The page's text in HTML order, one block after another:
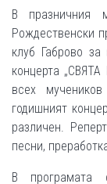
В празничния
Рождественски
клуб Габрово
концерта
всех
годишният
различен.
песни,
В програмата